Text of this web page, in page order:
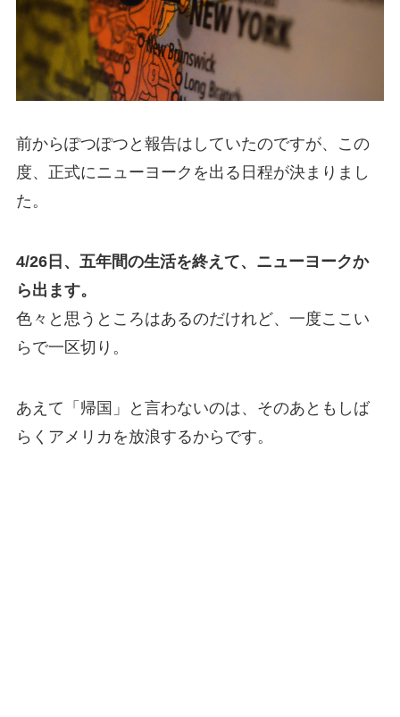
前からぽつぽつと報告はしていたのですが、この
度、正式にニューヨークを出る日程が決まりまし
た。
4/26日、五年間の生活を終えて、ニューヨークか
ら出ます。
色々と思うところはあるのだけれど、一度ここい
らで一区切り。
あえて「帰国」と言わないのは、そのあともしば
らくアメリカを放浪するからです。